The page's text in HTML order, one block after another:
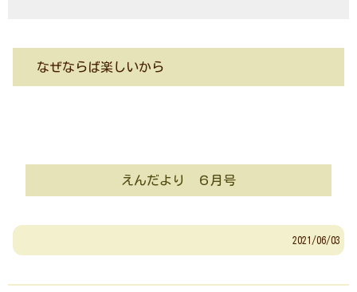
なぜならば楽しいから
えんだより ６月号
2021/06/03